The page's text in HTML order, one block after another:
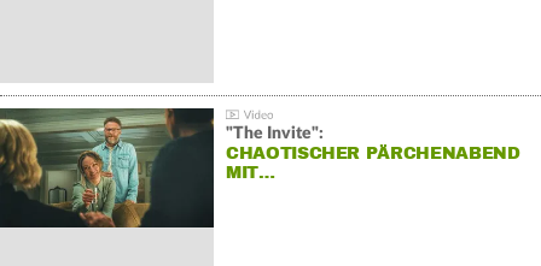
"The Invite":
CHAOTISCHER PÄRCHENABEND
MIT…